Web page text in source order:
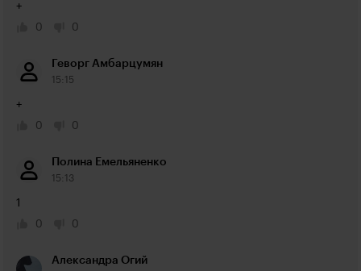
+
0
0
Геворг Амбарцумян
15:15
+
0
0
Полина Емельяненко
15:13
1
0
0
Александра Огий